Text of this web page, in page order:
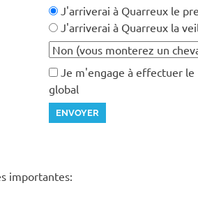
J'arriverai à Quarreux le
J'arriverai à Quarreux la
Je m'engage à effectuer le
global
ENVOYER
importantes: